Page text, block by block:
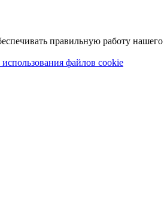
правильную работу нашего
файлов cookie